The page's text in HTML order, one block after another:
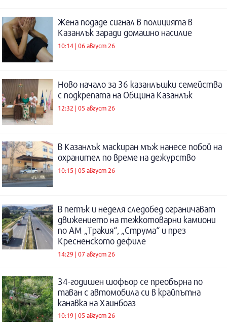
Жена подаде сигнал в полицията в
Казанлък заради домашно насилие
10:14 | 06 август 26
Ново начало за 36 казанлъшки семейства
с подкрепата на Община Казанлък
12:32 | 05 август 26
В Казанлък маскиран мъж нанесе побой на
охранител по време на дежурство
10:15 | 05 август 26
В петък и неделя следобед ограничават
движението на тежкотоварни камиони
по АМ „Тракия“, „Струма“ и през
Кресненското дефиле
14:29 | 07 август 26
34-годишен шофьор се преобърна по
таван с автомобила си в крайпътна
канавка на Хаинбоаз
10:19 | 05 август 26